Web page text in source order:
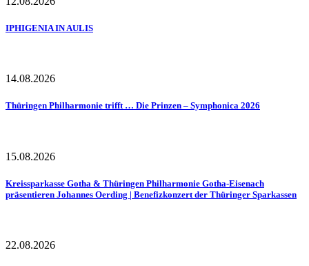
IPHIGENIA IN AULIS
14.08.2026
Thüringen Philharmonie trifft … Die Prinzen – Symphonica 2026
15.08.2026
Kreissparkasse Gotha & Thüringen Philharmonie Gotha-Eisenach
präsentieren Johannes Oerding | Benefizkonzert der Thüringer Sparkassen
22.08.2026